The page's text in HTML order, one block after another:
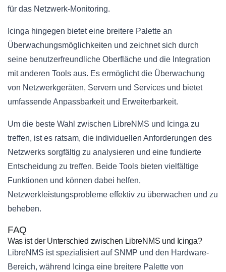
für das Netzwerk-Monitoring.
Icinga hingegen bietet eine breitere Palette an
Überwachungsmöglichkeiten und zeichnet sich durch
seine benutzerfreundliche Oberfläche und die Integration
mit anderen Tools aus. Es ermöglicht die Überwachung
von Netzwerkgeräten, Servern und Services und bietet
umfassende Anpassbarkeit und Erweiterbarkeit.
Um die beste Wahl zwischen LibreNMS und Icinga zu
treffen, ist es ratsam, die individuellen Anforderungen des
Netzwerks sorgfältig zu analysieren und eine fundierte
Entscheidung zu treffen. Beide Tools bieten vielfältige
Funktionen und können dabei helfen,
Netzwerkleistungsprobleme effektiv zu überwachen und zu
beheben.
FAQ
Was ist der Unterschied zwischen LibreNMS und Icinga?
LibreNMS ist spezialisiert auf SNMP und den Hardware-
Bereich, während Icinga eine breitere Palette von